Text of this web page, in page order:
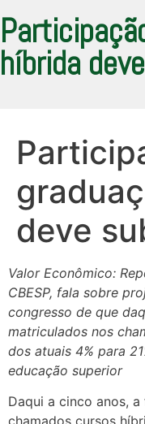
híbrida
deve
Valor Econômico:
CBESP, fala sobre
congresso de que
matriculados nos
dos atuais 4% para
educação superior
Daqui a cinco anos,